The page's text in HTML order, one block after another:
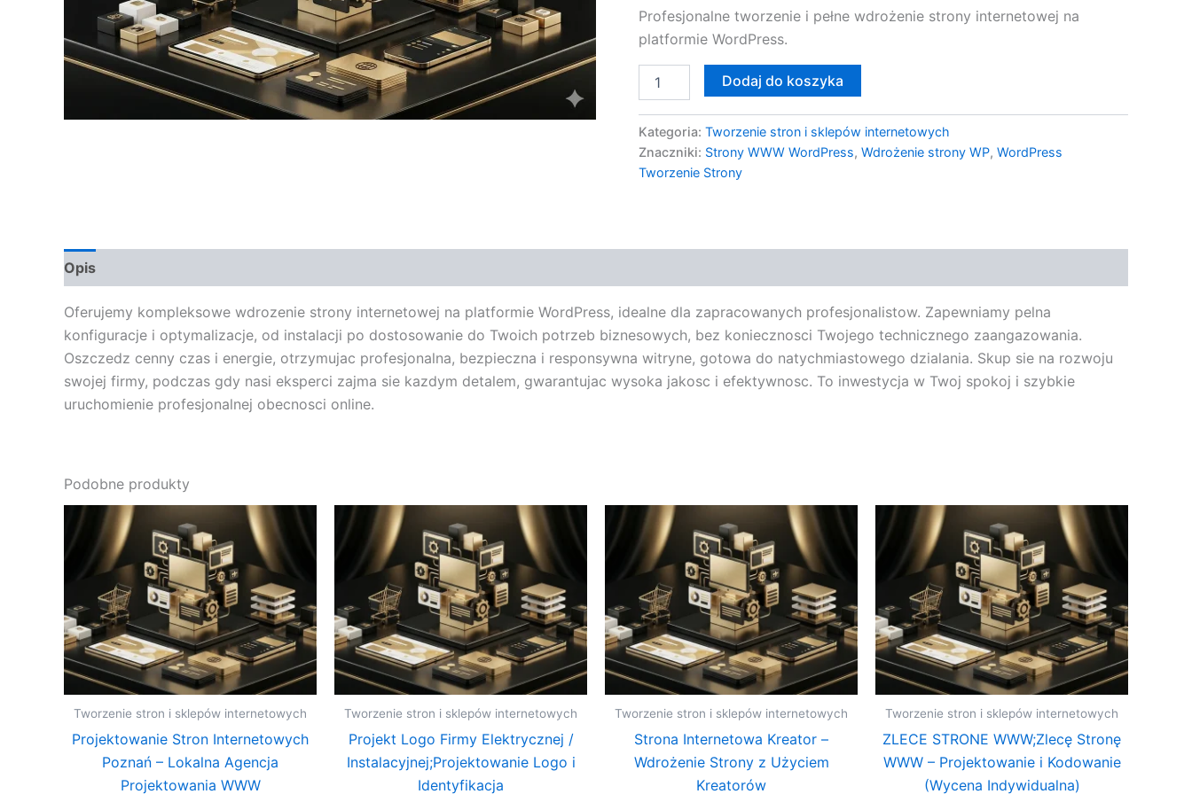
Profesjonalne tworzenie i pełne wdrożenie strony internetowej na
platformie WordPress.
WP
Dodaj do koszyka
Kategoria: Tworzenie stron i sklepów internetowych
Znaczniki: Strony WWW WordPress, Wdrożenie strony WP, WordPress
Tworzenie Strony
Opis
Oferujemy kompleksowe wdrozenie strony internetowej na platformie WordPress, idealne dla zapracowanych profesjonalistow. Zapewniamy pelna
konfiguracje i optymalizacje, od instalacji po dostosowanie do Twoich potrzeb biznesowych, bez koniecznosci Twojego technicznego zaangazowania.
Oszczedz cenny czas i energie, otrzymujac profesjonalna, bezpieczna i responsywna witryne, gotowa do natychmiastowego dzialania. Skup sie na rozwoju
swojej firmy, podczas gdy nasi eksperci zajma sie kazdym detalem, gwarantujac wysoka jakosc i efektywnosc. To inwestycja w Twoj spokoj i szybkie
uruchomienie profesjonalnej obecnosci online.
Podobne produkty
Tworzenie stron i sklepów internetowych
Projektowanie Stron Internetowych
Poznań – Lokalna Agencja
Projektowania WWW
Tworzenie stron i sklepów internetowych
Projekt Logo Firmy Elektrycznej /
Instalacyjnej;Projektowanie Logo i
Identyfikacja
Tworzenie stron i sklepów internetowych
Strona Internetowa Kreator –
Wdrożenie Strony z Użyciem
Kreatorów
Tworzenie stron i sklepów internetowych
ZLECE STRONE WWW;Zlecę Stronę
WWW – Projektowanie i Kodowanie
(Wycena Indywidualna)